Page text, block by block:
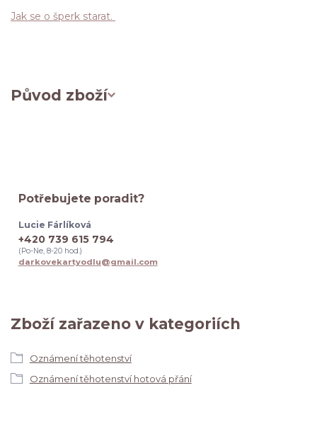
Jak se o šperk starat.
Původ zboží
Zboží zařazeno v kategoriích
Oznámení těhotenství
Oznámení těhotenství hotová přání
Potřebujete poradit?
Lucie Fárlíková
+420 739 615 794
(Po-Ne, 8-20 hod.)
darkovekartyodlu@gmail.com